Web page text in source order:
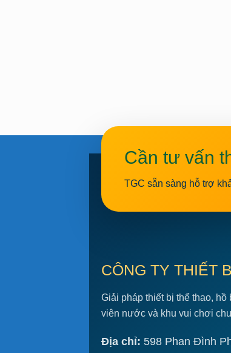
Cần tư vấn
TGC sẵn sàng hỗ trợ
CÔNG TY THIẾT
Giải pháp thiết bị thể thao, hồ
viên nước và khu vui chơi
Địa chỉ: 598 Phan Đình